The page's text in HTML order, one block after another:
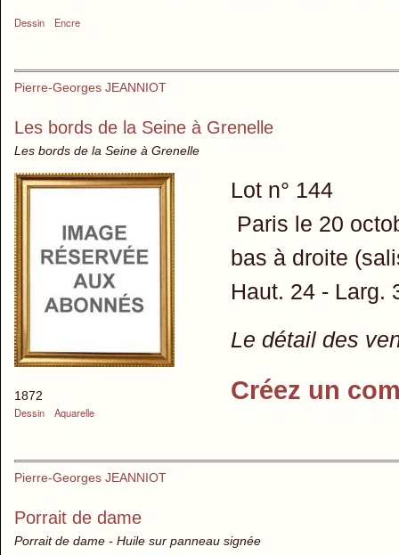
Dessin Encre
Pierre-Georges JEANNIOT
Les bords de la Seine à Grenelle
Les bords de la Seine à Grenelle
1872
Dessin
Aquarelle
Lot n° 144
Paris le 20
bas à droite
Haut. 24 - Larg.
Le détail des
Créez un
Pierre-Georges JEANNIOT
Porrait de dame
Porrait de dame - Huile sur panneau signée